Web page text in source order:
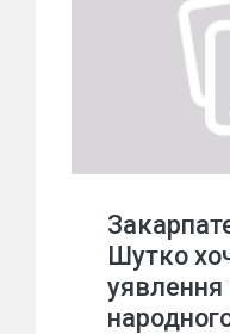
Шутко